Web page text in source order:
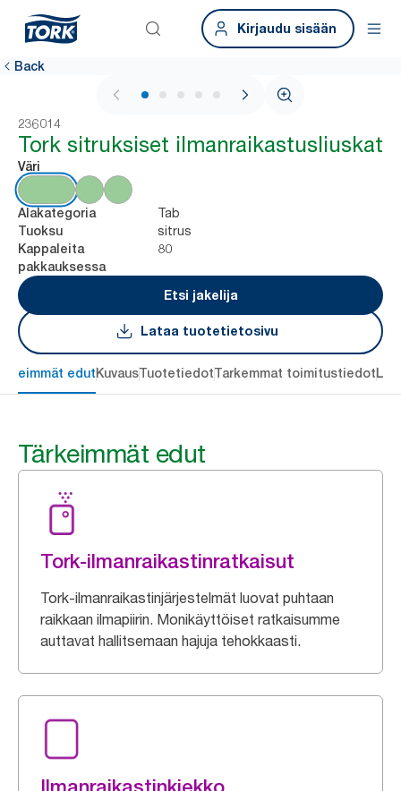
Kirjaudu sisään
Back
1 / 5
236014
Tork sitruksiset ilmanraikastusliuskat
Väri
Alakategoria Tab
Tuoksu sitrus
Kappaleita
pakkauksessa
80
Etsi jakelija
Lataa tuotetietosivu
edutKuvausTuotetiedotTarkemmat toimitustiedot
Tärkeimmät edut
Tork-ilmanraikastinratkaisut
Tork-ilmanraikastinjärjestelmät luovat puhtaan
raikkaan ilmapiirin. Monikäyttöiset ratkaisumme
auttavat hallitsemaan hajuja tehokkaasti.